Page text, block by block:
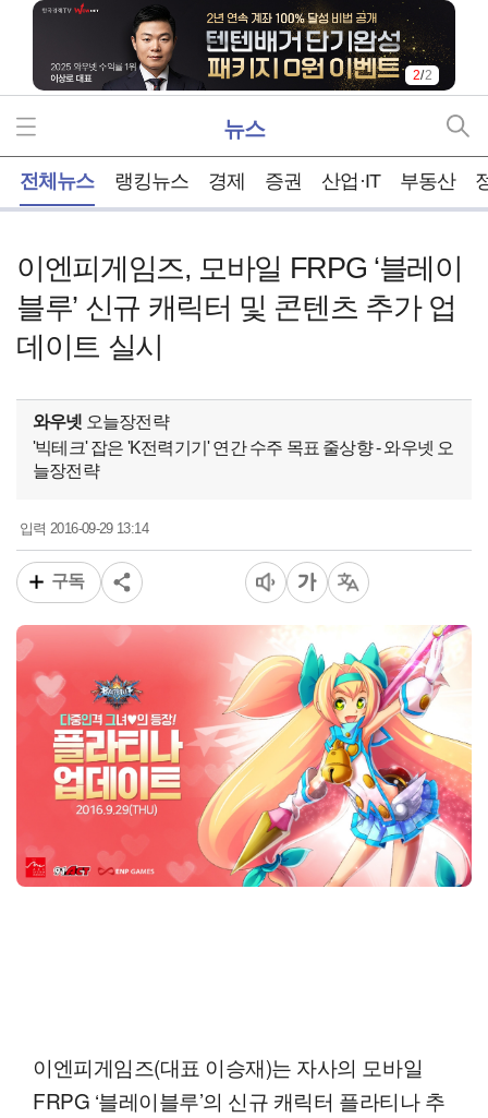
2/2
뉴스
전체뉴스 랭킹뉴스 경제 증권 산업·IT 부동산
이엔피게임즈, 모바일 FRPG ‘블레이
블루’ 신규 캐릭터 및 콘텐츠 추가 업
데이트 실시
와우넷 오늘장전략
'빅테크' 잡은 'K전력기기' 연간 수주 목표 줄상향 - 와우넷 오
늘장전략
입력 2016-09-29 13:14
구독
이엔피게임즈(대표 이승재)는 자사의 모바일
FRPG ‘블레이블루’의 신규 캐릭터 플라티나 추